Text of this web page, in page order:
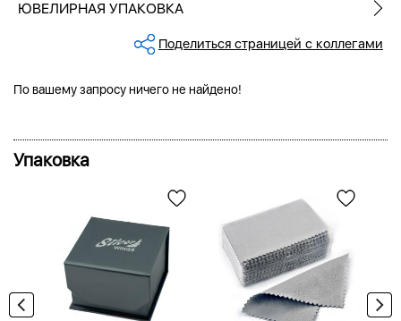
ЮВЕЛИРНАЯ УПАКОВКА
Поделиться страницей с коллегами
По вашему запросу ничего не найдено!
Упаковка